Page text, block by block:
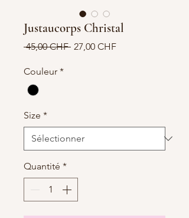
Justaucorps Christal
45,00 CHF Prix
27,00 CHFPrix
Couleur *
Size *
Quantité *